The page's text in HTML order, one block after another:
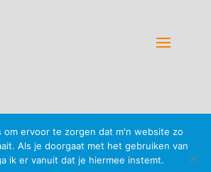
om ervoor te zorgen dat m'n website zo
Als je doorgaat met het gebruiken van
ik er vanuit dat je hiermee instemt.